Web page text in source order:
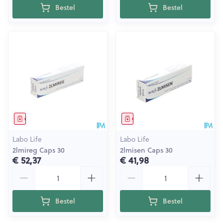
Bestel Bestel
Geneesmiddel
Labo Life
2lmireg Caps 30
€ 52,37
Bestel
Geneesmiddel
Labo Life
2lmisen Caps 30
€ 41,98
Bestel